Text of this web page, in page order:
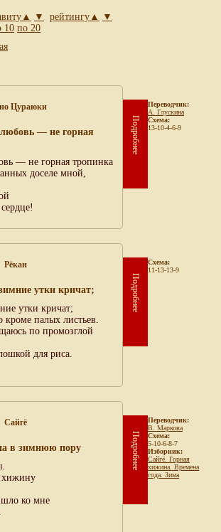
▼ рейтингу▲
▼
10 по 20
Цураюки
— не горная
— не горная тропинка
доселе мной,
Подробнее
Переводчик:
А. Глускина
Схема:
13-10-4-6-9
Рёкан
утки кричат;
утки кричат;
палых листьев.
по промозглой
для риса.
Подробнее
Схема:
11-13-13-9
Сайгё
в зимнюю пору
хижину
ко мне
Подробнее
Переводчик:
В. Маркова
Схема:
5-10-6-8-7
Изборник:
Сайгё. Горная
хижина. Времена
года. Зима